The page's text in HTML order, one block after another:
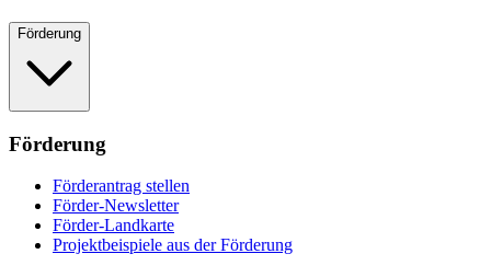
Förderung
Förderung
Förderantrag stellen
Förder-Newsletter
Förder-Landkarte
Projektbeispiele aus der Förderung